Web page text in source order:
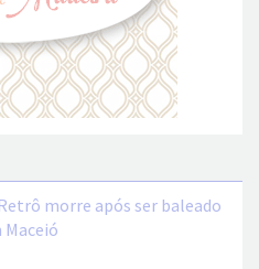
morre após ser baleado